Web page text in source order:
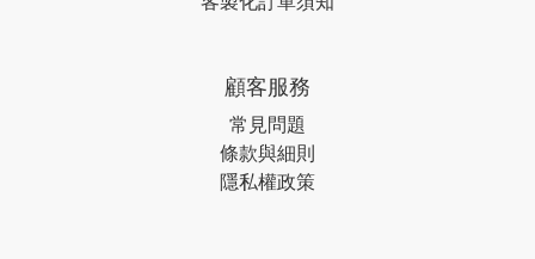
顧客服務
常見問題
條款與細則
隱私權政策